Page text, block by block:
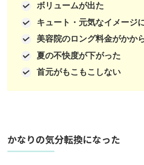
ボリュームが出た
キュート・元気なイメージ
美容院のロング料金がかか
夏の不快度が下がった
首元がもこもこしない
かなりの気分転換になった